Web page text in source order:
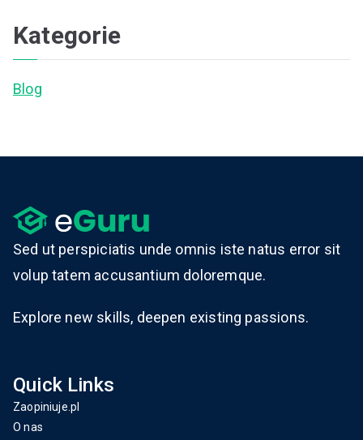
Kategorie
Blog
Sed ut perspiciatis unde omnis iste natus error sit
volup tatem accusantium doloremque.
Explore new skills, deepen existing passions.
Quick Links
Zaopiniuje.pl
O nas